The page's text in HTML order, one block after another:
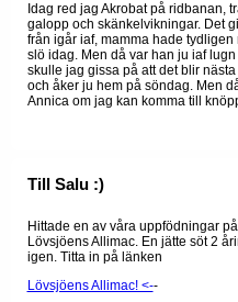
Idag red jag Akrobat på ridbanan,
galopp och skänkelvikningar. Det
från igår iaf, mamma hade
slö idag. Men då var han ju iaf
skulle jag gissa på att det blir
och åker ju hem på söndag. Men
Annica om jag kan komma till
Till Salu :)
Hittade en av våra uppfödningar
Lövsjöens Allimac. En jätte söt 2
igen. Titta in på länken
Lövsjöens Allimac! <--